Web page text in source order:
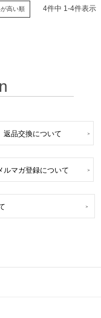
高い順 4件中 1-4件表示
返品交換について
ルマガ登録について